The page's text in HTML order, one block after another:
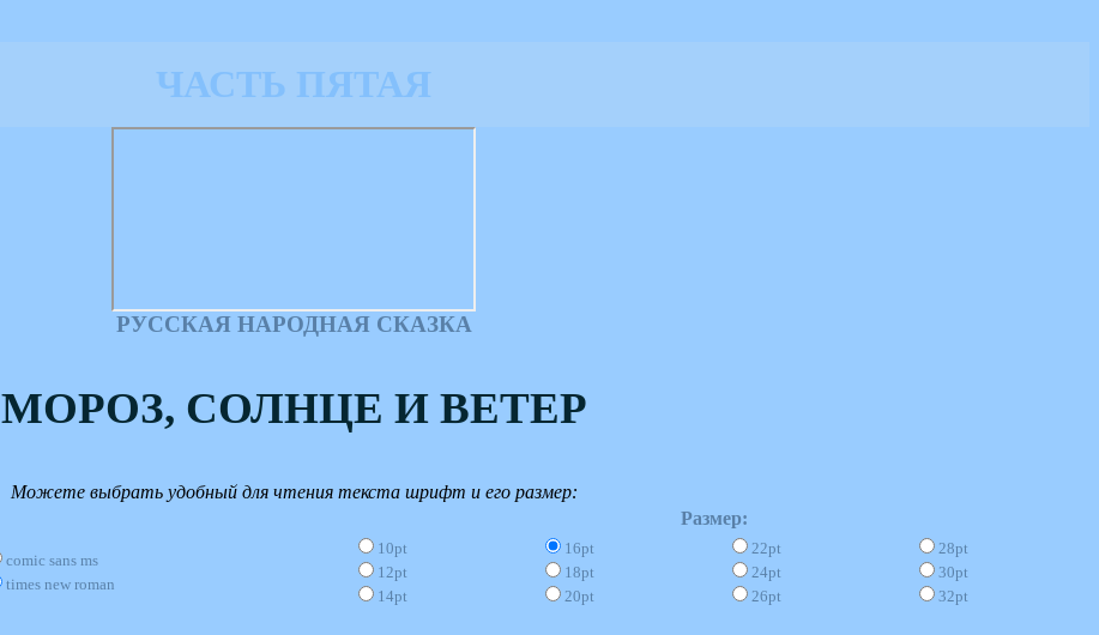
ЧАСТЬ ПЯТАЯ
РУССКАЯ НАРОДНАЯ СКАЗКА
МОРОЗ, СОЛНЦЕ И ВЕТЕР
Можете выбрать удобный для чтения текста шрифт и его размер:
Размер:
comic sans ms
times new roman
10pt
12pt
14pt
16pt
18pt
20pt
22pt
24pt
26pt
28pt
30pt
32pt